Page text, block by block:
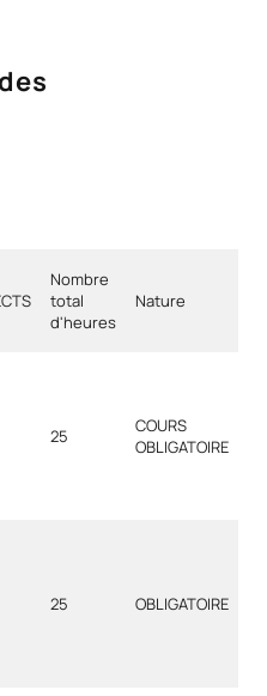
Nombre
total
d'heures
Nature
25
COURS
OBLIGATOIRE
25 OBLIGATOIRE